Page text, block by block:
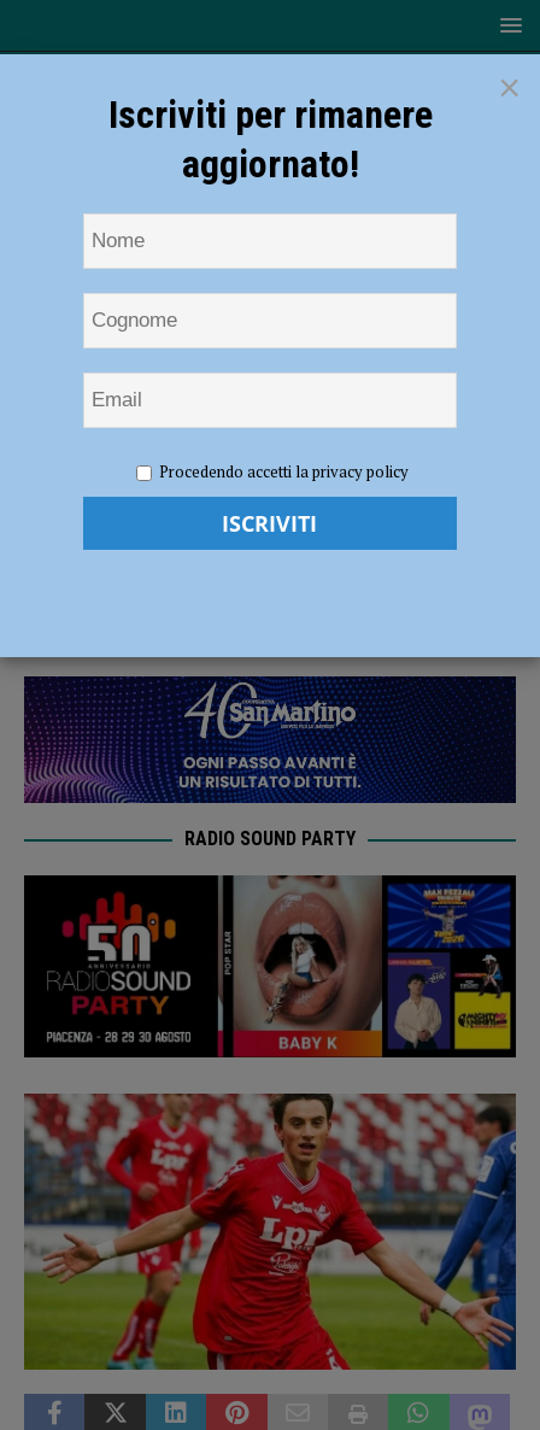
calcio, mercato in uscita: Galazzi è del Venezia (da giugno)
Piacenza calcio, mercato in uscita:
RADIO SOUND PARTY
×
Iscriviti per rimanere
aggiornato!
Procedendo accetti la privacy policy